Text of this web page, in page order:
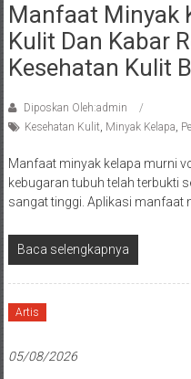
Manfaat Minyak
Kulit Dan Kabar
Kesehatan Kulit
Diposkan Oleh:admin
Kesehatan Kulit, Minyak Kelapa,
Manfaat minyak kelapa murni
kebugaran tubuh telah terbukti
sangat tinggi. Aplikasi manfaat
Baca selengkapnya
Artis
05/08/2026